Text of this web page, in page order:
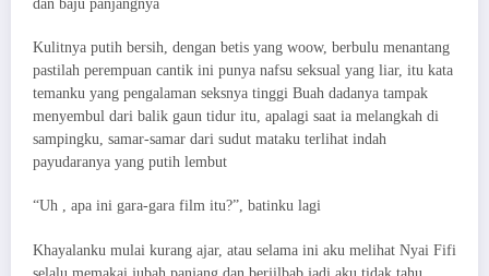
dan baju panjangnya
Kulitnya putih bersih, dengan betis yang woow, berbulu menantang
pastilah perempuan cantik ini punya nafsu seksual yang liar, itu kata
temanku yang pengalaman seksnya tinggi Buah dadanya tampak
menyembul dari balik gaun tidur itu, apalagi saat ia melangkah di
sampingku, samar-samar dari sudut mataku terlihat indah
payudaranya yang putih lembut
“Uh , apa ini gara-gara film itu?”, batinku lagi
Khayalanku mulai kurang ajar, atau selama ini aku melihat Nyai Fifi